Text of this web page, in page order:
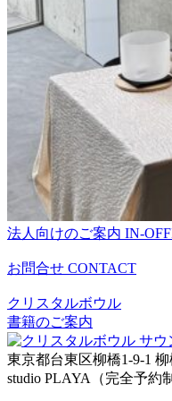
法人向けのご案内 IN-
お問合せ CONTACT
クリスタルボウル
書籍のご案内
東京都台東区柳橋1-9-1
studio PLAYA（完全予約